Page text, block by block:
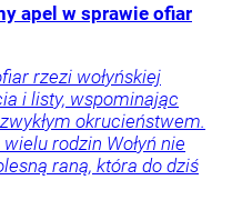
apel w sprawie ofiar
rzezi wołyńskiej
i listy, wspominając
okrucieństwem.
rodzin Wołyń nie
raną, która do dziś